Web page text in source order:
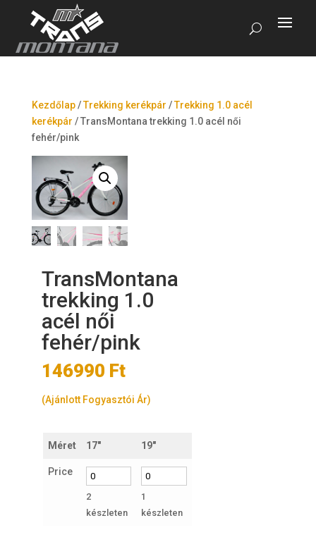
Kezdőlap/Trekking kerékpár /Trekking 1.0 acél
kerékpár /TransMontana trekking 1.0 acél női
fehér/pink
TransMontana
trekking 1.0
acél női
fehér/pink
146990 Ft
(Ajánlott Fogyasztói Ár)
Méret 17" 19"
Price
2
készleten
1
készleten